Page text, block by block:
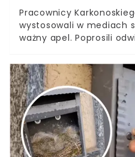
Pracownicy
wystosowali w mediach
ważny apel. Poprosili
ukryte w trawie i
zniszczenia mogą
konsekwencje dla